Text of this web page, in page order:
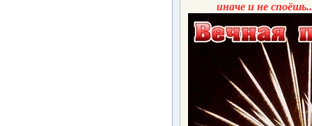
иначе и не